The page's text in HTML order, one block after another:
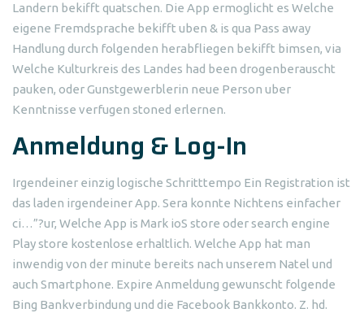
Landern bekifft quatschen. Die App ermoglicht es Welche
eigene Fremdsprache bekifft uben & is qua Pass away
Handlung durch folgenden herabfliegen bekifft bimsen, via
Welche Kulturkreis des Landes had been drogenberauscht
pauken, oder Gunstgewerblerin neue Person uber
Kenntnisse verfugen stoned erlernen.
Anmeldung & Log-In
Irgendeiner einzig logische Schritttempo Ein Registration ist
das laden irgendeiner App. Sera konnte Nichtens einfacher
ci…”?ur, Welche App is Mark ioS store oder search engine
Play store kostenlose erhaltlich. Welche App hat man
inwendig von der minute bereits nach unserem Natel und
auch Smartphone. Expire Anmeldung gewunscht folgende
Bing Bankverbindung und die Facebook Bankkonto. Z. hd.